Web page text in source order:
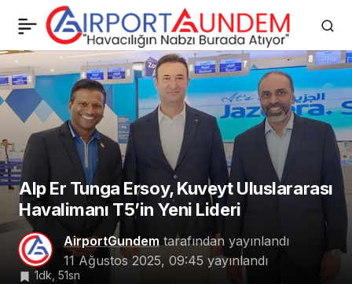
Alp Er Tunga Ersoy, Kuveyt Uluslararası
Havalimanı T5’in Yeni Lideri
AirportGundemtarafından yayınlandı
11 Ağustos 2025, 09:45 yayınlandı
1dk, 51sn
Alp Er Tunga Ersoy,
Kuveyt Uluslararası
Havalimanı T5’in Yeni
Lideri